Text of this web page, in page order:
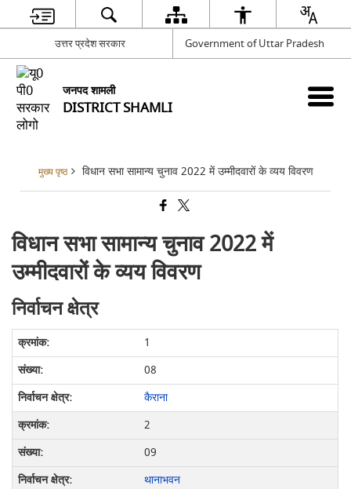
उत्तर प्रदेश सरकार Government of Uttar Pradesh
जनपद शामली
DISTRICT SHAMLI
मुख्य पृष्ठ विधान सभा सामान्य चुनाव 2022 में उम्मीदवारों के व्यय विवरण
विधान सभा सामान्य चुनाव 2022 में
उम्मीदवारों के व्यय विवरण
निर्वाचन क्षेत्र
1
08
कैराना
2
09
थानाभवन